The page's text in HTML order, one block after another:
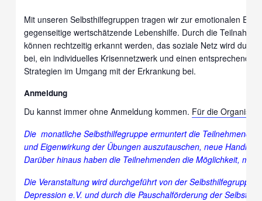
Mit unseren Selbsthilfegruppen tragen wir zur emotionalen
gegenseitige wertschätzende Lebenshilfe. Durch die
können rechtzeitig erkannt werden, das soziale Netz wird
bei, ein individuelles Krisennetzwerk und einen
Strategien im Umgang mit der Erkrankung bei.
Anmeldung
Du kannst immer ohne Anmeldung kommen. Für die
Die monatliche Selbsthilfegruppe ermuntert die
und Eigenwirkung der Übungen auszutauschen, neue
Darüber hinaus haben die Teilnehmenden die Möglichkeit, mit
Die Veranstaltung wird durchgeführt von der Selbsthilfegruppe
Depression e.V. und durch die Pauschalförderung der